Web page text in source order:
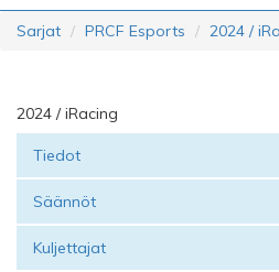
Sarjat PRCF Esports 2024 /
2024 / iRacing
Tiedot
Säännöt
Kuljettajat